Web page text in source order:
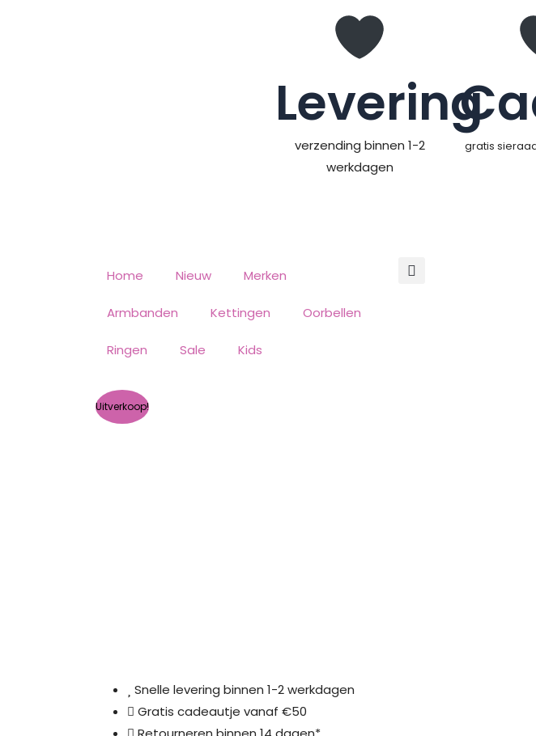
Levering
verzending binnen 1-2
werkdagen
gratis
Home Nieuw Merken
Armbanden Kettingen Oorbellen
Ringen Sale Kids
Uitverkoop!
Snelle levering binnen 1-2 werkdagen
Gratis cadeautje vanaf €50